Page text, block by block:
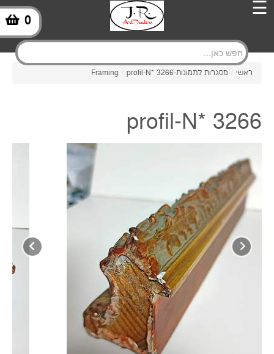
0
☰
ראשי / מסגרות לתמונות-Framing / profil-N* 3266
profil-N* 3266